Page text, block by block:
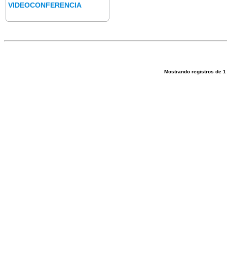
VIDEOCONFERENCIA
Mostrando registros de 1